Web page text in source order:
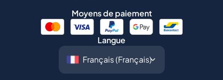
Moyens de paiement
Langue